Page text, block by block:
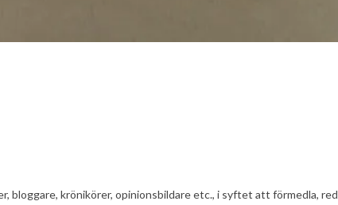
bloggare, krönikörer, opinionsbildare etc., i syftet att